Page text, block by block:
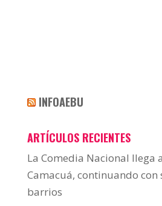
INFOAEBU
ARTÍCULOS RECIENTES
La Comedia Nacional llega
Camacuá, continuando con
barrios